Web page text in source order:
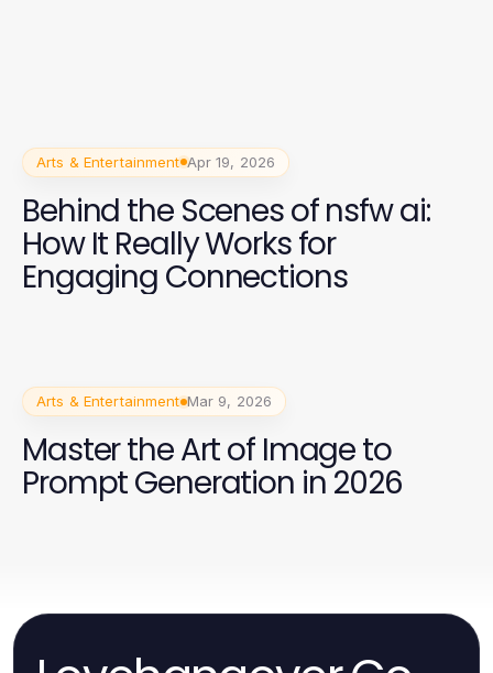
Arts & Entertainment Apr 19, 2026
Behind the Scenes of nsfw ai:
How It Really Works for
Engaging Connections
Arts & Entertainment Mar 9, 2026
Master the Art of Image to
Prompt Generation in 2026